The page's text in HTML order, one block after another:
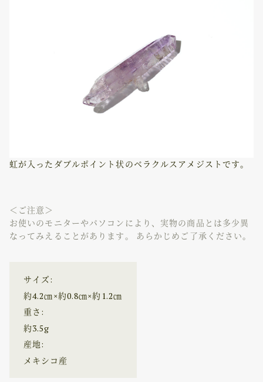
虹が入ったダブルポイント状のベラクルスアメジストです。
＜ご注意＞
お使いのモニターやパソコンにより、実物の商品とは多少異
なってみえることがあります。 あらかじめご了承ください。
サイズ:
約4.2㎝×約0.8㎝×約1.2㎝
重さ:
約3.5g
産地:
メキシコ産